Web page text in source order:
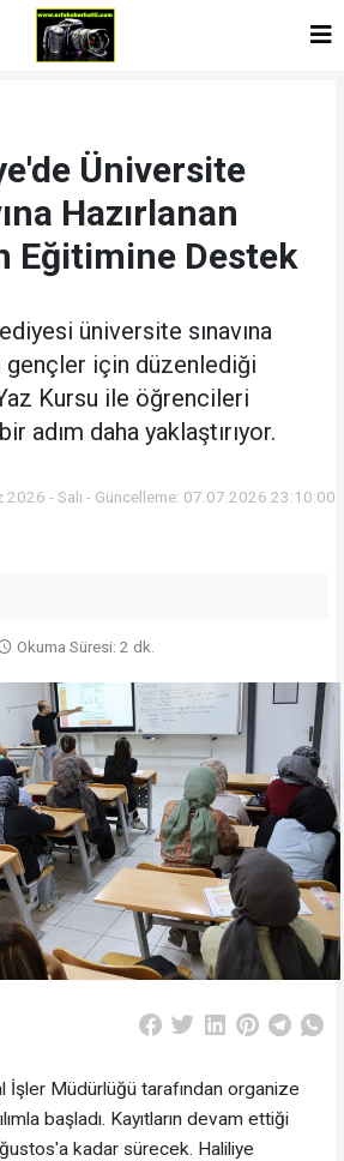
Üniversite
Hazırlanan
Eğitimine Destek
üniversite sınavına
gençler için düzenlediği
Kursu ile öğrencileri
adım daha yaklaştırıyor.
2026 - Salı - Güncelleme: 07.07.2026 23:10:00
Okuma Süresi: 2 dk.
İşler Müdürlüğü tarafından organize
başladı. Kayıtların devam ettiği
kadar sürecek. Haliliye